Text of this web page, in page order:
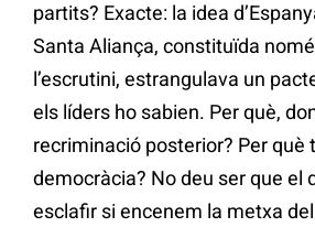
partits? Exacte: la idea
Santa Aliança, constituïda
l’escrutini, estrangulava un
els líders ho sabien. Per què,
recriminació posterior? Per què
democràcia? No deu ser que el
esclafir si encenem la metxa